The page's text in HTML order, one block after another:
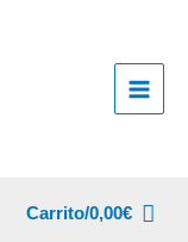
Carrito/0,00€